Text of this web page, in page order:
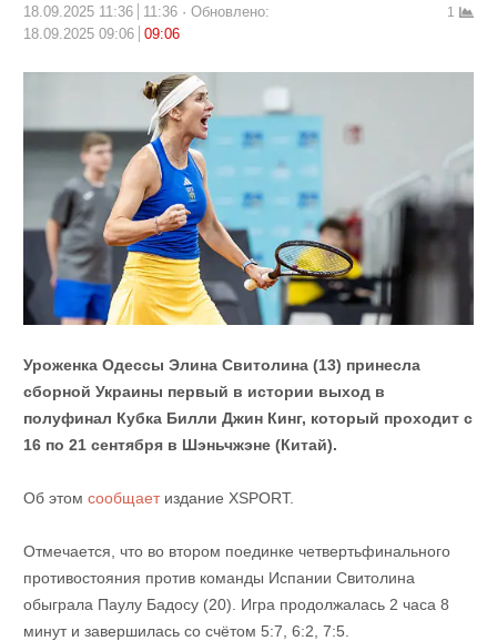
18.09.2025 11:36 11:36
Обновлено:
18.09.2025 09:06
09:06
1
Уроженка Одессы Элина Свитолина (13) принесла
сборной Украины первый в истории выход в
полуфинал Кубка Билли Джин Кинг, который проходит с
16 по 21 сентября в Шэньчжэне (Китай).
Об этом сообщает издание XSPORT.
Отмечается, что во втором поединке четвертьфинального
противостояния против команды Испании Свитолина
обыграла Паулу Бадосу (20). Игра продолжалась 2 часа 8
минут и завершилась со счётом 5:7, 6:2, 7:5.